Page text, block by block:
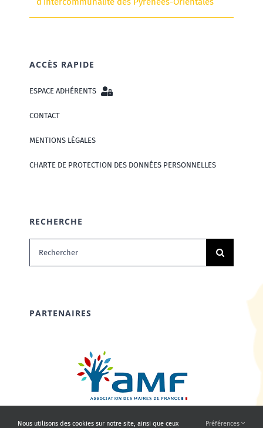
ACCÈS RAPIDE
ESPACE ADHÉRENTS
CONTACT
MENTIONS LÉGALES
CHARTE DE PROTECTION DES DONNÉES PERSONNELLES
RECHERCHE
Rechercher:
PARTENAIRES
Nous utilisons des cookies sur notre site, ainsi que ceux Préférences